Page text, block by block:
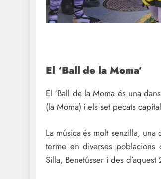
El ‘Ball de la Moma’
El ‘Ball de la Moma és una
(la Moma) i els set pecats
La música és molt senzilla,
terme en diverses poblacions
Silla, Benetússer i des